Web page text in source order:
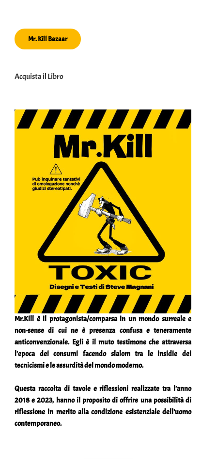
Mr. Kill Bazaar
Acquista il Libro
Mr.Kill è il protagonista/comparsa in un mondo surreale e
non-sense di cui ne è presenza confusa e teneramente
anticonvenzionale. Egli è il muto testimone che attraversa
l'epoca dei consumi facendo slalom tra le insidie dei
tecnicismi e le assurdità del mondo moderno.
Questa raccolta di tavole e riflessioni realizzate tra l'anno
2018 e 2023, hanno il proposito di offrire una possibilità di
riflessione in merito alla condizione esistenziale dell’uomo
contemporaneo.